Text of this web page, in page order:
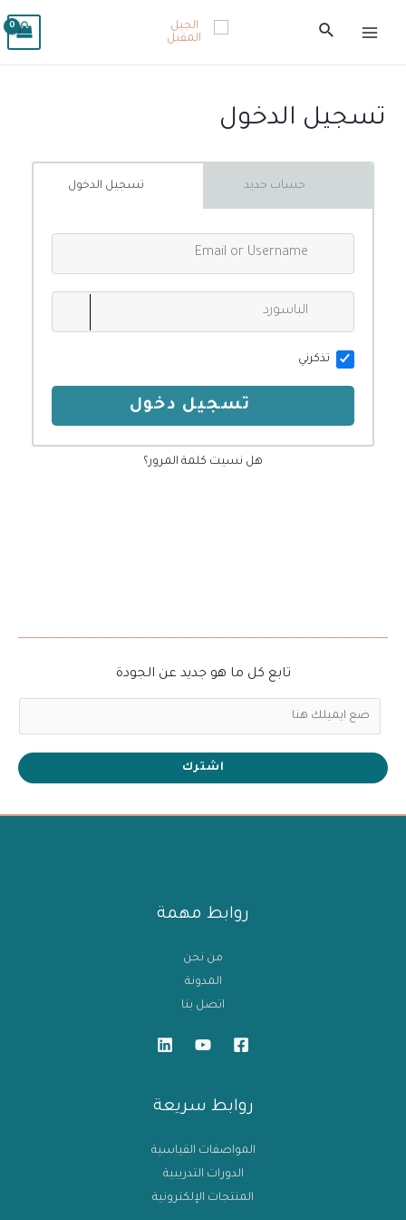
تسجيل الدخول
تسجيل الدخول حساب جديد
تذكرني
تسجيل دخول
هل نسيت كلمة المرور؟
تابع كل ما هو جديد عن الجودة
اشترك
روابط مهمة
من نحن
المدونة
اتصل بنا
روابط سريعة
المواصفات القياسية
الدورات التدريبية
المنتجات الإلكترونية